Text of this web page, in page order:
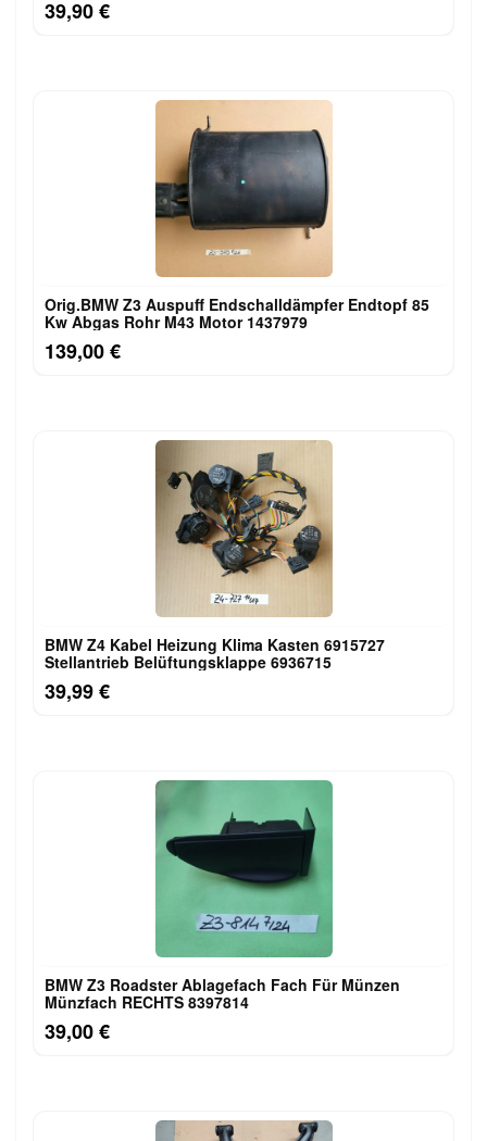
39,90 €
Orig.BMW Z3 Auspuff Endschalldämpfer Endtopf 85
Kw Abgas Rohr M43 Motor 1437979
139,00 €
BMW Z4 Kabel Heizung Klima Kasten 6915727
Stellantrieb Belüftungsklappe 6936715
39,99 €
BMW Z3 Roadster Ablagefach Fach Für Münzen
Münzfach RECHTS 8397814
39,00 €